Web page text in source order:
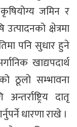
जमिन र
क्षेत्रमा
पनि सुधार हुने
खाद्यपदार्थ
ठूलो सम्भावना
दातृ
धारणा राखे ।